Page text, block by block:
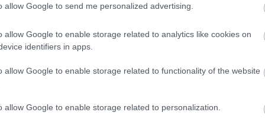
allow Google to send me personalized advertising.
allow Google to enable storage related to analytics like cookies on
identifiers in apps.
allow Google to enable storage related to functionality of the website
allow Google to enable storage related to personalization.